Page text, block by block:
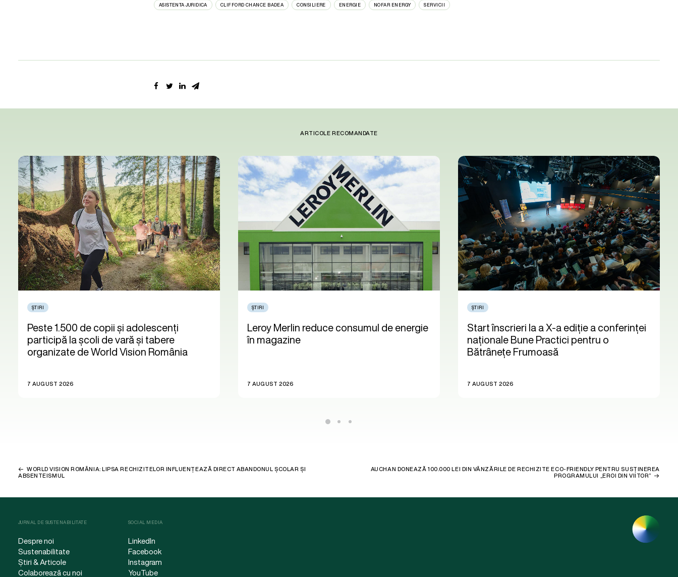
ASISTENTA JURIDICA CLIFFORD CHANCE BADEA CONSILIERE ENERGIE NOFAR ENERGY SERVICII
ARTICOLE RECOMANDATE
ȘTIRI
Peste 1.500 de copii și adolescenți
participă la școli de vară și tabere
organizate de World Vision România
7 AUGUST 2026
ȘTIRI
Leroy Merlin reduce consumul de energie
în magazine
7 AUGUST 2026
ȘTIRI
Start înscrieri la a X-a ediție a conferinței
naționale Bune Practici pentru o
Bătrânețe Frumoasă
7 AUGUST 2026
WORLD VISION ROMÂNIA: LIPSA RECHIZITELOR INFLUENȚEAZĂ DIRECT ABANDONUL ȘCOLAR ȘI
ABSENTEISMUL
AUCHAN DONEAZĂ 100.000 LEI DIN VÂNZĂRILE DE RECHIZITE ECO-FRIENDLY PENTRU SUSȚINEREA
PROGRAMULUI „EROI DIN VIITOR”
JURNAL DE SUSTENABILITATE
Despre noi
Sustenabilitate
Știri & Articole
Colaborează cu noi
SOCIAL MEDIA
LinkedIn
Facebook
Instagram
YouTube